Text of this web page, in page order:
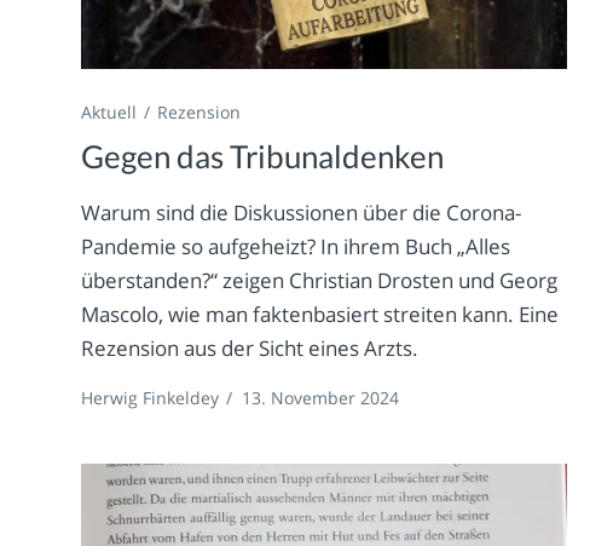
Aktuell Rezension
Gegen das Tribunaldenken
Warum sind die Diskussionen über die Corona-
Pandemie so aufgeheizt? In ihrem Buch „Alles
überstanden?“ zeigen Christian Drosten und Georg
Mascolo, wie man faktenbasiert streiten kann. Eine
Rezension aus der Sicht eines Arzts.
Herwig Finkeldey / 13. November 2024